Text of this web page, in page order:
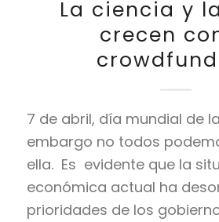
La ciencia y
crecen
7 de abril, día mundial de
embargo no todos
ella. Es evidente que la
económica actual ha
prioridades de los